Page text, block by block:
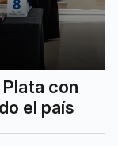
con
el país